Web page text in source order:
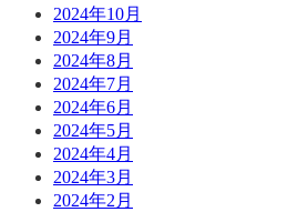
2024年10月
2024年9月
2024年8月
2024年7月
2024年6月
2024年5月
2024年4月
2024年3月
2024年2月